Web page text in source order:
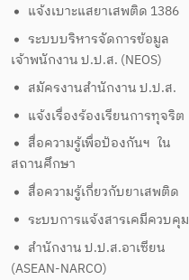
แจ้งเบาะแสยาเสพติด 1386
ระบบบริหารจัดการข้อมูล
เจ้าพนักงาน ป.ป.ส. (NEOS)
สมัครงานสำนักงาน ป.ป.ส.
แจ้งเรื่องร้องเรียนการทุจริต
สื่อความรู้เพื่อป้องกันฯ ใน
สถานศึกษา
สื่อความรู้เกี่ยวกับยาเสพติด
ระบบการแจ้งสารเคมีควบคุม
สำนักงาน ป.ป.ส.อาเซียน
(ASEAN-NARCO)